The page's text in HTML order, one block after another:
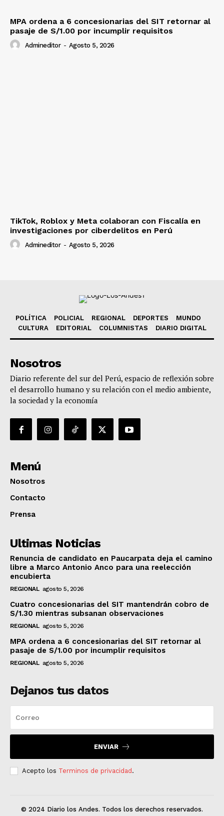
MPA ordena a 6 concesionarias del SIT retornar al
pasaje de S/1.00 por incumplir requisitos
Admineditor - Agosto 5, 2026
TikTok, Roblox y Meta colaboran con Fiscalía en
investigaciones por ciberdelitos en Perú
Admineditor - Agosto 5, 2026
POLÍTICA POLICIAL REGIONAL DEPORTES
MUNDO
CULTURA
EDITORIAL COLUMNISTAS DIARIO DIGITAL
Nosotros
Diario referente del sur del Perú, espacio de reflexión sobre
el desarrollo humano y su relación con el medio ambiente,
la sociedad y la economía
Menú
Nosotros
Contacto
Prensa
Ultimas Noticias
Renuncia de candidato en Paucarpata deja el camino
libre a Marco Antonio Anco para una reelección
encubierta
REGIONAL agosto 5, 2026
Cuatro concesionarias del SIT mantendrán cobro de
S/1.30 mientras subsanan observaciones
REGIONAL agosto 5, 2026
MPA ordena a 6 concesionarias del SIT retornar al
pasaje de S/1.00 por incumplir requisitos
REGIONAL agosto 5, 2026
Dejanos tus datos
ENVIAR
Acepto los Terminos de privacidad .
© 2024 Diario los Andes. Todos los derechos reservados.